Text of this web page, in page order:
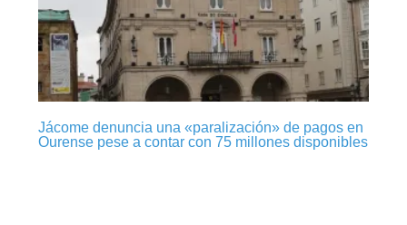
Jácome denuncia una «paralización» de pagos en
Ourense pese a contar con 75 millones disponibles